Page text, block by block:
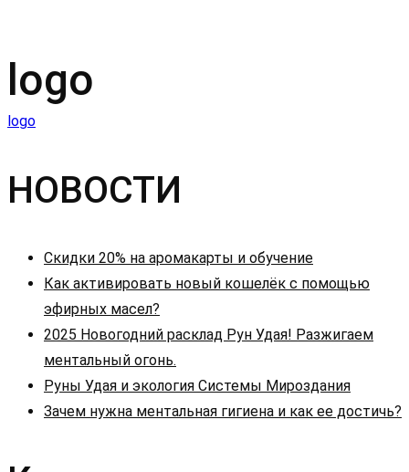
logo
Навигация
по
logo
НОВОСТИ
Скидки 20% на аромакарты и обучение
Как активировать новый кошелёк с помощью
эфирных масел?
2025 Новогодний расклад Рун Удая! Разжигаем
ментальный огонь.
Руны Удая и экология Системы Мироздания
Зачем нужна ментальная гигиена и как ее достичь?